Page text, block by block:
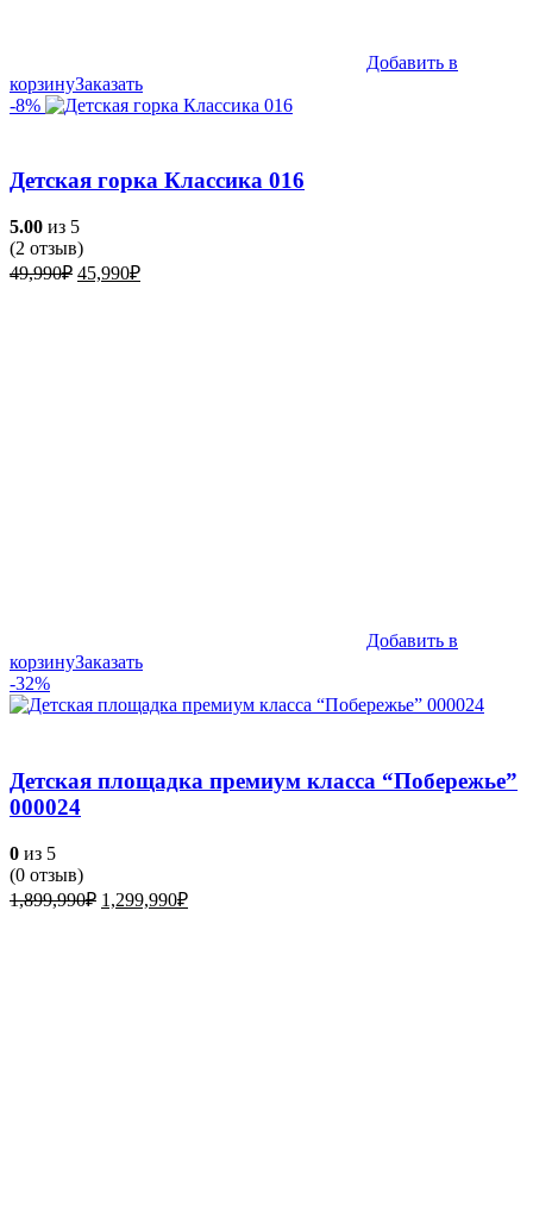
Добавить в
корзинуЗаказать
-8%
Детская горка Классика 016
5.00 из 5
(2 отзыв)
49,990₽ Первоначальная
45,990₽Текущая
Добавить в
корзинуЗаказать
-32%
Детская площадка премиум класса “Побережье”
000024
0 из 5
(0 отзыв)
1,899,990₽ Первоначальная
1,299,990₽Текущая